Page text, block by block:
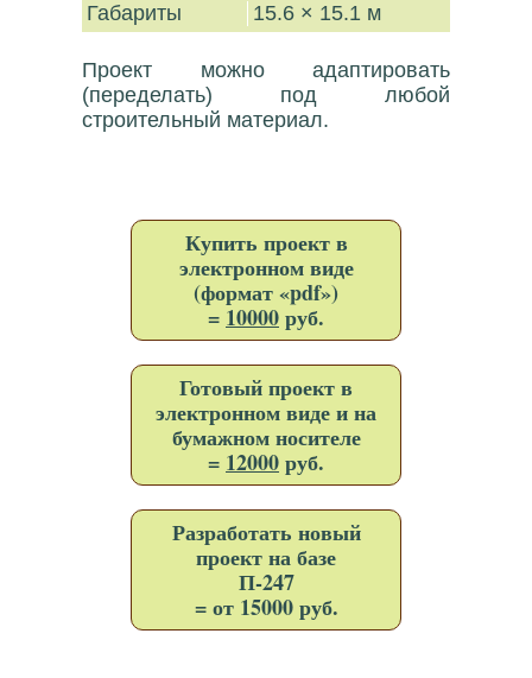
Габариты
15.6 × 15.1 м
Проект можно адаптировать
(переделать) под любой
строительный материал.
Купить проект в
электронном виде
(формат «pdf»)
= 10000руб.
Готовый проект в
электронном виде и на
бумажном носителе
= 12000руб.
Разработать новый
проект на базе
П-247
= от 15000 руб.